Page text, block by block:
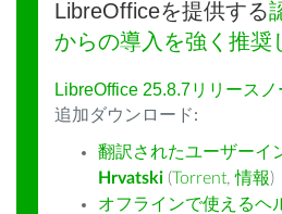
LibreOfficeを提供する
からの導入を強く推奨
LibreOffice 25.8.7リリースノ
追加ダウンロード:
翻訳されたユーザーイ
Hrvatski (Torrent,情報)
オフラインで使えるヘ